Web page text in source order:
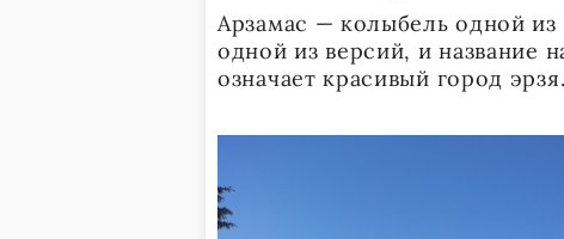
Арзамас — колыбель одной
одной из версий, и название
означает красивый город эрзя.